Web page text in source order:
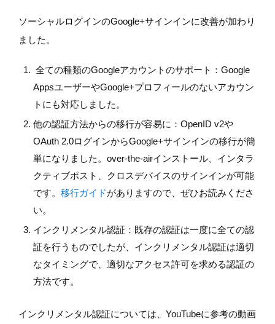
ソーシャルログインのGoogle+サインインに改善が加わり
ました。
全ての種類のGoogleアカウントのサポート：Google
AppsユーザーやGoogle+プロフィールのないアカウン
トにも対応しました。
他の認証方法からの移行が容易に：OpenID v2や
OAuth 2.0ログインからGoogle+サインインの移行が簡
単になりました。over-the-airインストール、インタラ
クティブポスト、クロスデバイスのサインインが可能
です。 移行ガイドがありますので、ぜひお読みくださ
い。
インクリメンタル認証：既存の認証は一度に全ての認
証を行うものでしたが、インクリメンタル認証は適切
なタイミングで、適切なアクセス許可を求める認証の
方法です。
インクリメンタル認証については、YouTubeに参考の動画